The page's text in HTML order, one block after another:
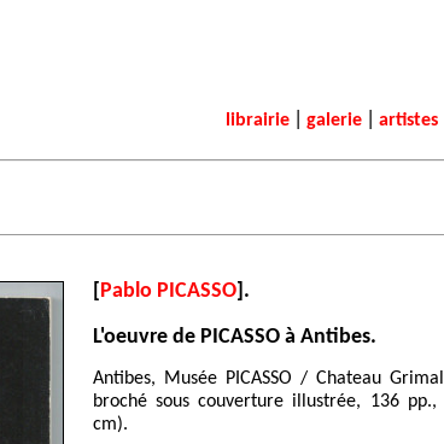
librairie galerie artistes
[Pablo PICASSO].
L'oeuvre de PICASSO à Antibes.
Antibes, Musée PICASSO / Chateau
broché sous couverture illustrée, 136
cm).